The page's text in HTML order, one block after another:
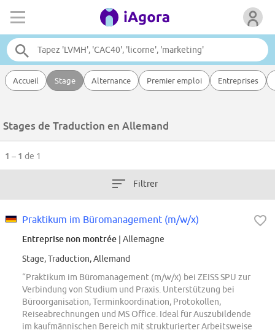
Accueil Stage Alternance Premier emploi Entreprises
Stages de Traduction en Allemand
1 – 1 de 1
Filtrer
Praktikum im Büromanagement (m/w/x)
Entreprise non montrée | Allemagne
Stage, Traduction, Allemand
“Praktikum im Büromanagement (m/w/x) bei ZEISS SPU zur
Verbindung von Studium und Praxis. Unterstützung bei
Büroorganisation, Terminkoordination, Protokollen,
Reiseabrechnungen und MS Office. Ideal für Auszubildende
im kaufmännischen Bereich mit strukturierter Arbeitsweise